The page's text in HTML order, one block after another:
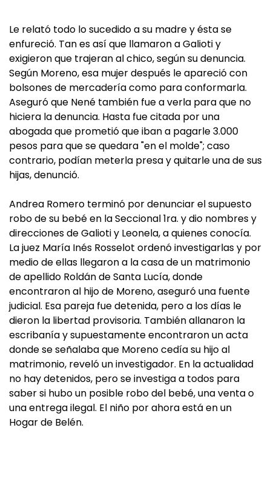
Le relató todo lo sucedido a su madre y ésta se
enfureció. Tan es así que llamaron a Galioti y
exigieron que trajeran al chico, según su denuncia.
Según Moreno, esa mujer después le apareció con
bolsones de mercadería como para conformarla.
Aseguró que Nené también fue a verla para que no
hiciera la denuncia. Hasta fue citada por una
abogada que prometió que iban a pagarle 3.000
pesos para que se quedara "en el molde"; caso
contrario, podían meterla presa y quitarle una de sus
hijas, denunció.
Andrea Romero terminó por denunciar el supuesto
robo de su bebé en la Seccional 1ra. y dio nombres y
direcciones de Galioti y Leonela, a quienes conocía.
La juez María Inés Rosselot ordenó investigarlas y por
medio de ellas llegaron a la casa de un matrimonio
de apellido Roldán de Santa Lucía, donde
encontraron al hijo de Moreno, aseguró una fuente
judicial. Esa pareja fue detenida, pero a los días le
dieron la libertad provisoria. También allanaron la
escribanía y supuestamente encontraron un acta
donde se señalaba que Moreno cedía su hijo al
matrimonio, reveló un investigador. En la actualidad
no hay detenidos, pero se investiga a todos para
saber si hubo un posible robo del bebé, una venta o
una entrega ilegal. El niño por ahora está en un
Hogar de Belén.